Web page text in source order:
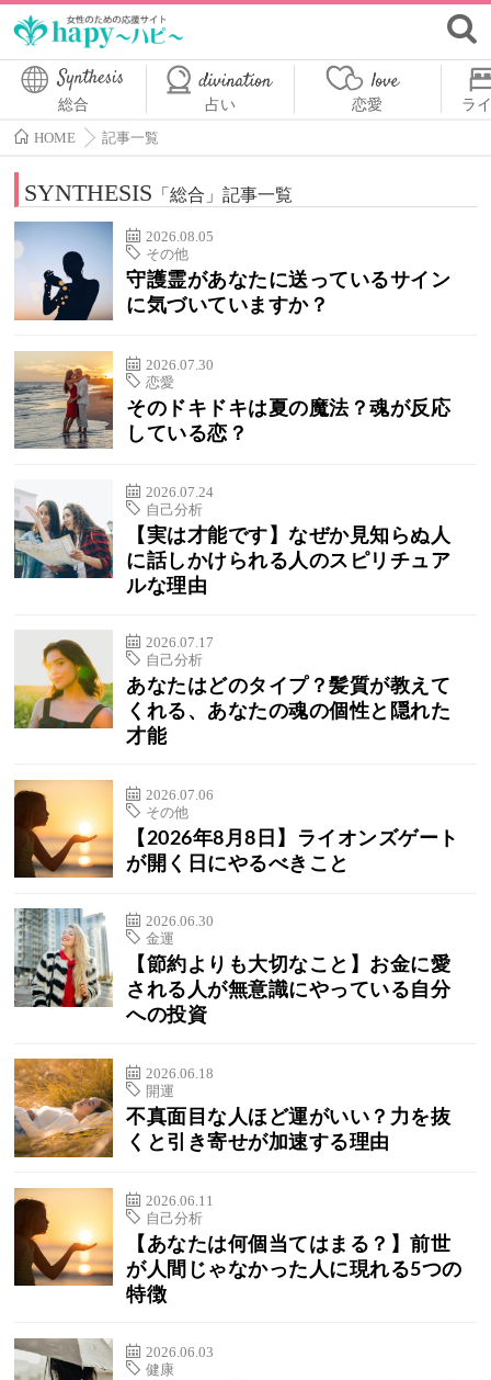
総合 占い 恋愛 ラ
HOME 記事一覧
SYNTHESIS 「総合」記事一覧
2026.08.05
その他
守護霊があなたに送っているサイン
に気づいていますか？
2026.07.30
恋愛
そのドキドキは夏の魔法？魂が反応
している恋？
2026.07.24
自己分析
【実は才能です】なぜか見知らぬ人
に話しかけられる人のスピリチュア
ルな理由
2026.07.17
自己分析
あなたはどのタイプ？髪質が教えて
くれる、あなたの魂の個性と隠れた
才能
2026.07.06
その他
【2026年8月8日】ライオンズゲート
が開く日にやるべきこと
2026.06.30
金運
【節約よりも大切なこと】お金に愛
される人が無意識にやっている自分
への投資
2026.06.18
開運
不真面目な人ほど運がいい？力を抜
くと引き寄せが加速する理由
2026.06.11
自己分析
【あなたは何個当てはまる？】前世
が人間じゃなかった人に現れる5つの
特徴
2026.06.03
健康